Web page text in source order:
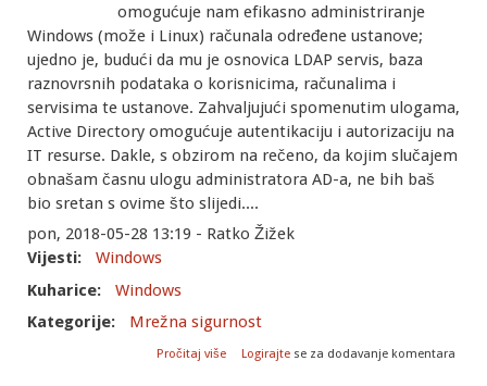
omogućuje nam efikasno administriranje
Windows (može i Linux) računala određene ustanove;
ujedno je, budući da mu je osnovica LDAP servis, baza
raznovrsnih podataka o korisnicima, računalima i
servisima te ustanove. Zahvaljujući spomenutim ulogama,
Active Directory omogućuje autentikaciju i autorizaciju na
IT resurse. Dakle, s obzirom na rečeno, da kojim slučajem
obnašam časnu ulogu administratora AD-a, ne bih baš
bio sretan s ovime što slijedi....
pon, 2018-05-28 13:19 - Ratko Žižek
Vijesti:
Windows
Kuharice:
Windows
Kategorije:
Mrežna sigurnost
Pročitaj više
o Active Directory - podaci "na pladnju" -
Logirajte se za dodavanje komentara